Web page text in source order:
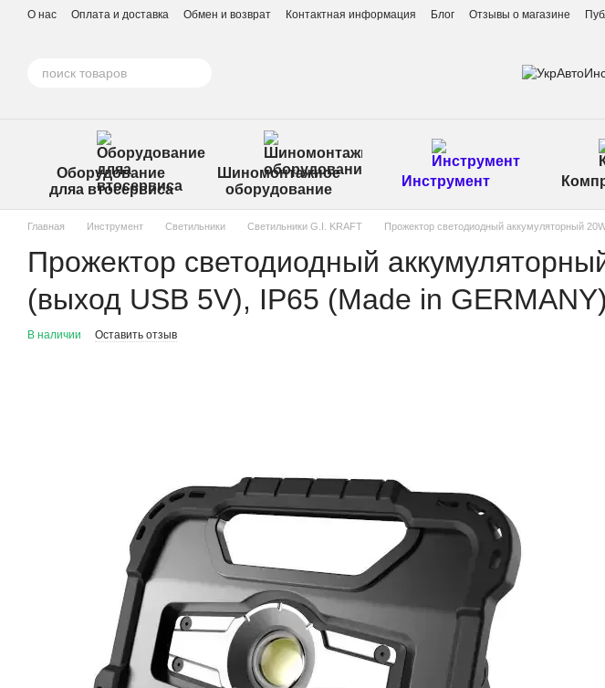
Перейти к основному контенту
О нас Оплата и доставка Обмен и возврат Контактная информация Блог Отзывы о магазине
Оборудование
дляа втосервиса
Шиномонтажное
оборудование
Инструмент
Главная Инструмент Светильники Светильники G.I. KRAFT Прожектор светодиодный аккумуляторный
Прожектор светодиодный
(выход USB 5V), IP65 (Made in
В наличии Оставить отзыв